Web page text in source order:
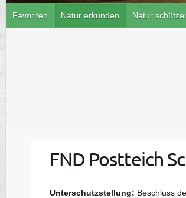
Favoriten Natur erkunden Natur
FND Postteich
Unterschutzstellung: Beschluss